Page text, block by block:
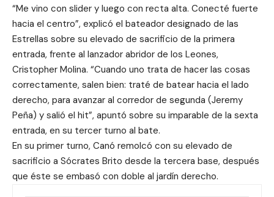
“Me vino con slider y luego con recta alta. Conecté fuerte
hacia el centro”, explicó el bateador designado de las
Estrellas sobre su elevado de sacrificio de la primera
entrada, frente al lanzador abridor de los Leones,
Cristopher Molina. “Cuando uno trata de hacer las cosas
correctamente, salen bien: traté de batear hacia el lado
derecho, para avanzar al corredor de segunda (Jeremy
Peña) y salió el hit”, apuntó sobre su imparable de la sexta
entrada, en su tercer turno al bate.
En su primer turno, Canó remolcó con su elevado de
sacrificio a Sócrates Brito desde la tercera base, después
que éste se embasó con doble al jardín derecho.